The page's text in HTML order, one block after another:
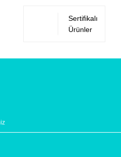
Sertifikalı
Ürünler